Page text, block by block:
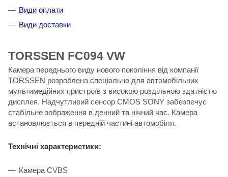
Види оплати
Види доставки
TORSSEN FC094 VW
Камера переднього виду нового покоління від компанії
TORSSEN розроблена спеціально для автомобільних
мультимедійних пристроїв з високою роздільною здатністю
дисплея. Надчутливий сенсор CMOS SONY забезпечує
стабільне зображення в денний та нічний час. Камера
встановлюється в передній частині автомобіля.
Технічні характеристики:
Камера CVBS